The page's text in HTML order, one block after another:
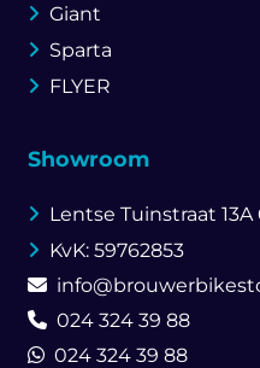
Giant
Sparta
FLYER
Showroom
Lentse Tuinstraat 13A
KvK: 59762853
024 324 39 88
024 324 39 88